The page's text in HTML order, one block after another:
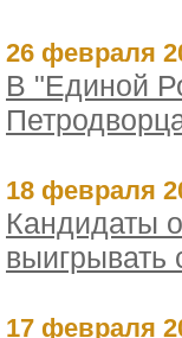
26 февраля
В "Единой
18 февраля
Кандидаты
выигрывать
17 февраля